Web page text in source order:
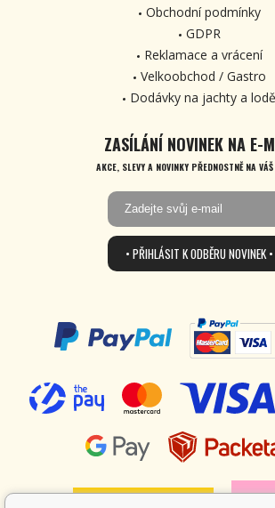
Obchodní podmínky
GDPR
Reklamace a vrácení
Velkoobchod / Gastro
Dodávky na jachty a lodě
ZASÍLÁNÍ NOVINEK NA E-
AKCE, SLEVY A NOVINKY PŘEDNOSTNĚ NA
• PŘIHLÁSIT K ODBĚRU NOVINEK •